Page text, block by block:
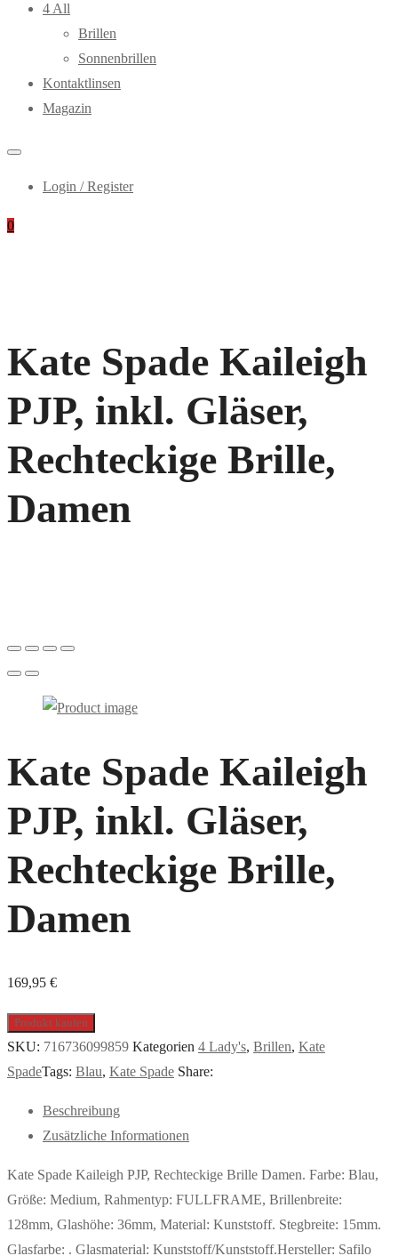
4 All
Brillen
Sonnenbrillen
Kontaktlinsen
Magazin
Login / Register
0
Kate Spade Kaileigh
PJP, inkl. Gläser,
Rechteckige Brille,
Damen
Kate Spade Kaileigh
PJP, inkl. Gläser,
Rechteckige Brille,
Damen
169,95 €
Produkt kaufen
SKU: 716736099859 Kategorien 4 Lady's, Brillen, Kate
SpadeTags: Blau, Kate Spade Share:
Beschreibung
Zusätzliche Informationen
Kate Spade Kaileigh PJP, Rechteckige Brille Damen. Farbe: Blau,
Größe: Medium, Rahmentyp: FULLFRAME, Brillenbreite:
128mm, Glashöhe: 36mm, Material: Kunststoff. Stegbreite: 15mm.
Glasfarbe: . Glasmaterial: Kunststoff/Kunststoff.Hersteller: Safilo